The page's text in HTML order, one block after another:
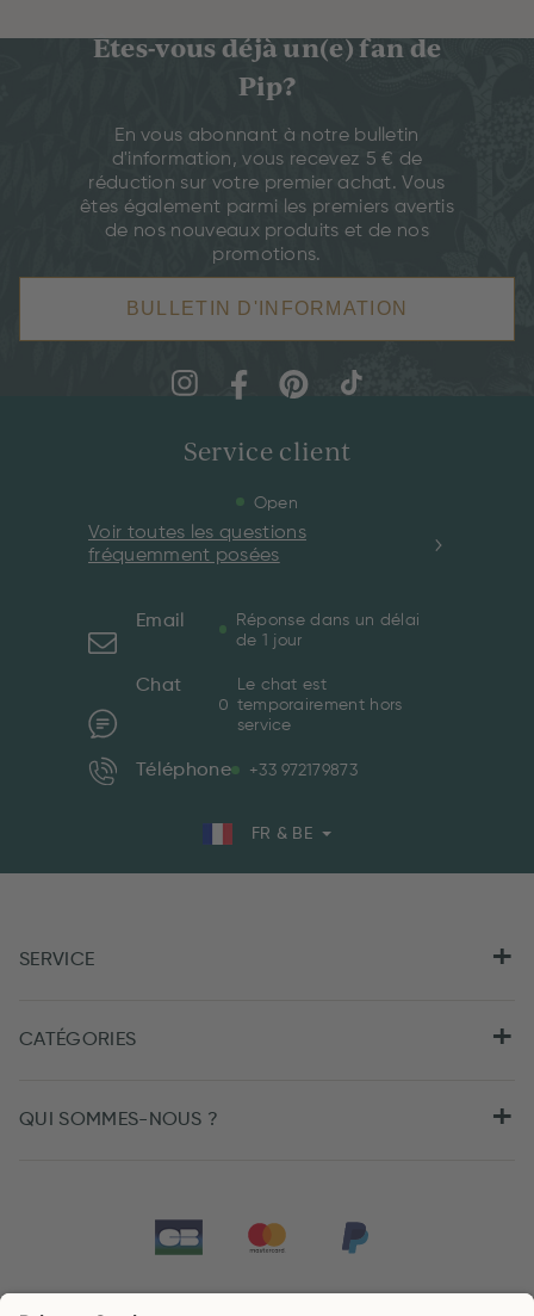
Êtes-vous déjà un(e) fan de
Pip?
En vous abonnant à notre bulletin
d'information, vous recevez 5 € de
réduction sur votre premier achat. Vous
êtes également parmi les premiers avertis
de nos nouveaux produits et de nos
promotions.
BULLETIN D'INFORMATION
Service client
Open
Voir toutes les questions
fréquemment posées
Email
Réponse dans un délai
de 1 jour
Chat
Le chat est
temporairement hors
service
Téléphone +33 972179873
FR & BE
SERVICE
CATÉGORIES
QUI SOMMES-NOUS ?